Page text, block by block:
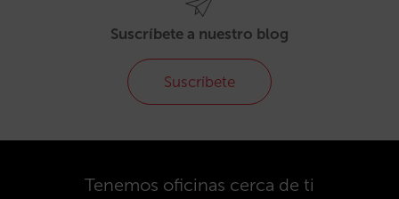
Suscríbete a nuestro blog
Suscríbete
Tenemos oficinas cerca de ti